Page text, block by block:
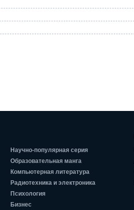
Научно-популярная серия
Образовательная манга
Компьютерная литература
Радиотехника и электроника
Психология
Бизнес